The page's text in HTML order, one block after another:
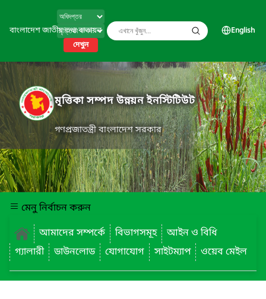
বাংলাদেশ জাতীয় তথ্য বাতায়ন
দেখুন
English
মৃত্তিকা সম্পদ উন্নয়ন ইনস্টিটিউট
গণপ্রজাতন্ত্রী বাংলাদেশ সরকার
মেনু নির্বাচন করুন
আমাদের সম্পর্কে
বিভাগসমূহ
আইন ও বিধি
গ্যালারী
ডাউনলোড যোগাযোগ সাইটম্যাপ ওয়েব মেইল